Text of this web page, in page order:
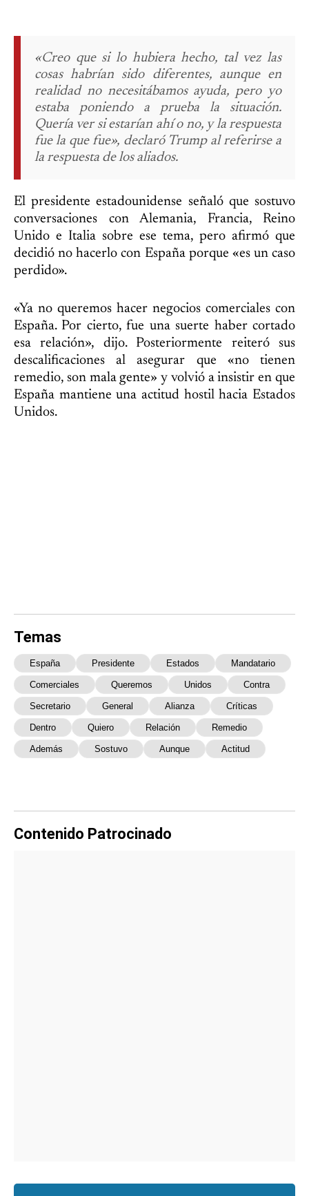
«Creo que si lo hubiera hecho, tal vez las
cosas habrían sido diferentes, aunque en
realidad no necesitábamos ayuda, pero yo
estaba poniendo a prueba la situación.
Quería ver si estarían ahí o no, y la respuesta
fue la que fue», declaró Trump al referirse a
la respuesta de los aliados.
El presidente estadounidense señaló que sostuvo
conversaciones con Alemania, Francia, Reino
Unido e Italia sobre ese tema, pero afirmó que
decidió no hacerlo con España porque «es un caso
perdido».
«Ya no queremos hacer negocios comerciales con
España. Por cierto, fue una suerte haber cortado
esa relación», dijo. Posteriormente reiteró sus
descalificaciones al asegurar que «no tienen
remedio, son mala gente» y volvió a insistir en que
España mantiene una actitud hostil hacia Estados
Unidos.
Temas
España Presidente Estados Mandatario
Comerciales Queremos Unidos Contra
Secretario General Alianza Críticas
Dentro Quiero Relación Remedio
Además Sostuvo Aunque Actitud
Contenido Patrocinado